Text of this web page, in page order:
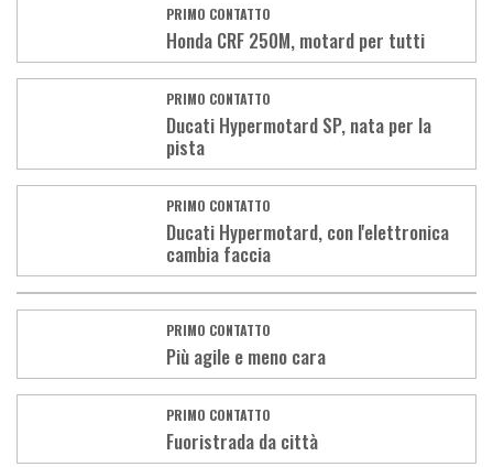
PRIMO CONTATTO
Honda CRF 250M, motard per tutti
PRIMO CONTATTO
Ducati Hypermotard SP, nata per la
pista
PRIMO CONTATTO
Ducati Hypermotard, con l'elettronica
cambia faccia
PRIMO CONTATTO
Più agile e meno cara
PRIMO CONTATTO
Fuoristrada da città